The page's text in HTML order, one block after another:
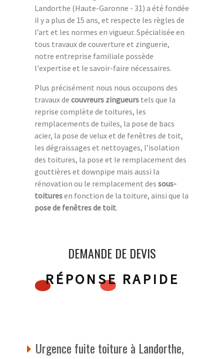
Landorthe (Haute-Garonne - 31) a été fondée
il y a plus de 15 ans, et respecte les règles de
l’art et les normes en vigueur. Spécialisée en
tous travaux de couverture et zinguerie,
notre entreprise familiale possède
l'expertise et le savoir-faire nécessaires.
Plus précisément nous nous occupons des
travaux de couvreurs zingueurs tels que la
reprise complète de toitures, les
remplacements de tuiles, la pose de bacs
acier, la pose de velux et de fenêtres de toit,
les dégraissages et nettoyages, l’isolation
des toitures, la pose et le remplacement des
gouttières et downpipe mais aussi la
rénovation ou le remplacement des sous-
toituresen fonction de la toiture, ainsi que la
pose de fenêtres de toit.
DEMANDE DE DEVIS
RÉPONSE RAPIDE
Urgence fuite toiture à Landorthe,